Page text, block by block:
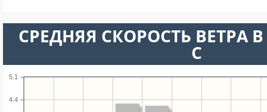
СРЕДНЯЯ СКОРОСТЬ ВЕТРА
С
4.4
5.1